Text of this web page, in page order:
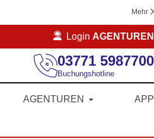
Mehr
Login AGENTUREN
03771 5987700
Buchungshotline
AGENTUREN APP